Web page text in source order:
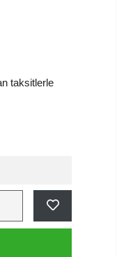
taksitlerle